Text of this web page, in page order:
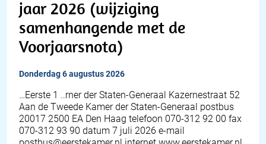
jaar 2026 (wijziging
samenhangende met de
Voorjaarsnota)
donderdag 6 augustus 2026
…Eerste 1 ..rner der Staten-Generaal Kazernestraat 52
Aan de Tweede Kamer der Staten-Generaal postbus
20017 2500 EA Den Haag telefoon 070-312 92 00 fax
070-312 93 90 datum 7 juli 2026 e-mail